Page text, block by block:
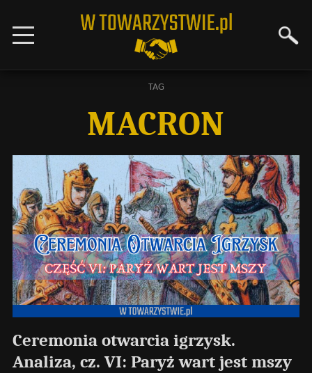
TAG
MACRON
Ceremonia otwarcia igrzysk.
Analiza, cz. VI: Paryż wart jest mszy